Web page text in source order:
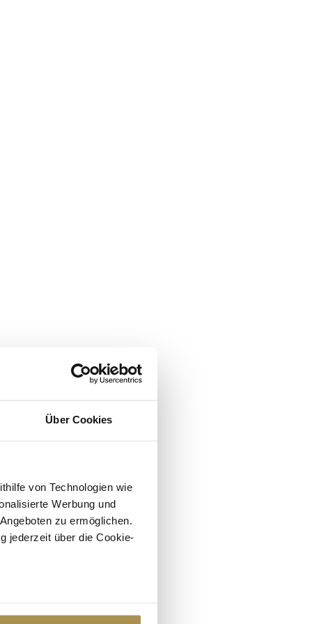
Über Cookies
von Technologien wie
Werbung und
zu ermöglichen.
jederzeit über die Cookie-